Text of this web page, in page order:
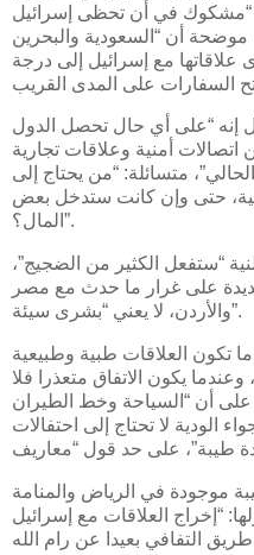
“مشكوك في أن تحظى إسرائيل
موضحة أن “السعودية والبحرين
مع إسرائيل إلى درجة
إنه “على أي حال تحصل الدول
اتصالات أمنية وعلاقات تجارية
متسائلة: “من يحتاج إلى
حتى وإن كانت ستدخل بعض
المال؟”.
“ستفعل الكثير من الضجيج”،
على غرار ما حدث مع مصر
والأردن، لا يعني “بشرى سيئة”.
تكون العلاقات طبية وطبيعية
وعندما يكون الاتفاق متعذرا فلا
على أن “السياحة وخط الطيران
الودية لا تحتاج إلى احتفالات
موجودة في الرياض والمنامة
“إخراج العلاقات مع إسرائيل